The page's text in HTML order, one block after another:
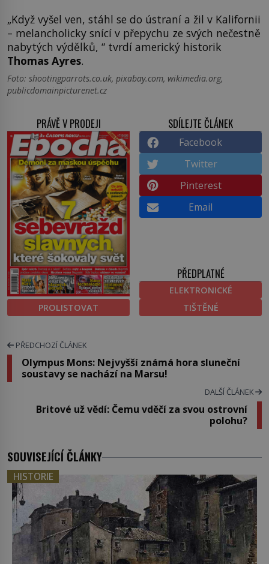
„Když vyšel ven, stáhl se do ústraní a žil v Kalifornii
– melancholicky snící v přepychu ze svých nečestně
nabytých výdělků, “ tvrdí americký historik
Thomas Ayres.
Foto: shootingparrots.co.uk, pixabay.com, wikimedia.org,
publicdomainpicturenet.cz
PRÁVĚ V PRODEJI
PROLISTOVAT
SDÍLEJTE ČLÁNEK
Facebook
Twitter
Pinterest
Email
PŘEDPLATNÉ
ELEKTRONICKÉ
TIŠTĚNÉ
PŘEDCHOZÍ ČLÁNEK
Olympus Mons: Nejvyšší známá hora sluneční
soustavy se nachází na Marsu!
DALŠÍ ČLÁNEK
Britové už vědí: Čemu vděčí za svou ostrovní
polohu?
SOUVISEJÍCÍ ČLÁNKY
HISTORIE